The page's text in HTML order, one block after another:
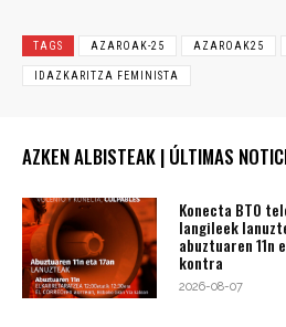
TAGS AZAROAK-25 AZAROAK25
IDAZKARITZA FEMINISTA
AZKEN ALBISTEAK | ÚLTIMAS
Konecta BTO
langileek
abuztuaren 11n
kontra
2026-08-07